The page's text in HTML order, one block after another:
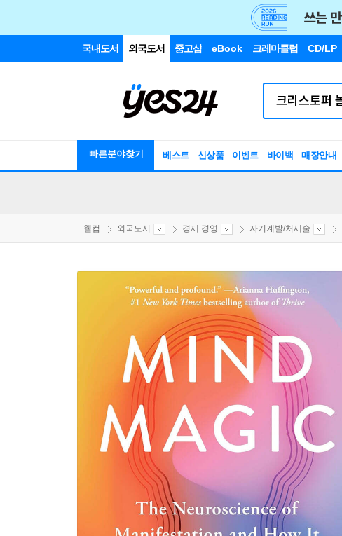
국내도서 외국도서 중고샵 eBook 크레마클럽 CD/LP
빠른분야찾기 베스트 신상품 이벤트 바이백 매장안내
웰컴 외국도서 경제 경영 자기계발/처세술